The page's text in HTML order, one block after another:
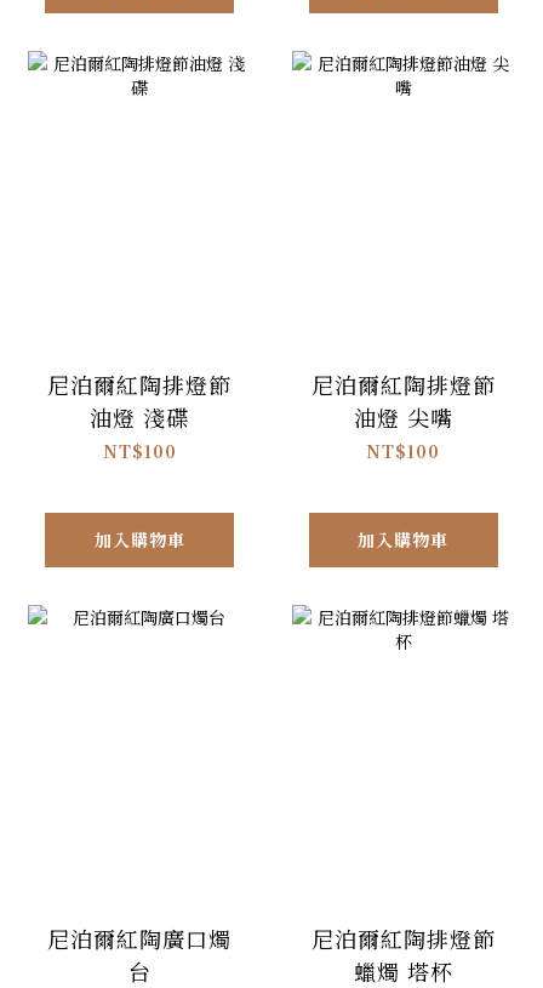
尼泊爾紅陶排燈節
油燈 淺碟
NT$100
加入購物車
尼泊爾紅陶排燈節
油燈 尖嘴
NT$100
加入購物車
尼泊爾紅陶廣口燭
台
尼泊爾紅陶排燈節
蠟燭 塔杯